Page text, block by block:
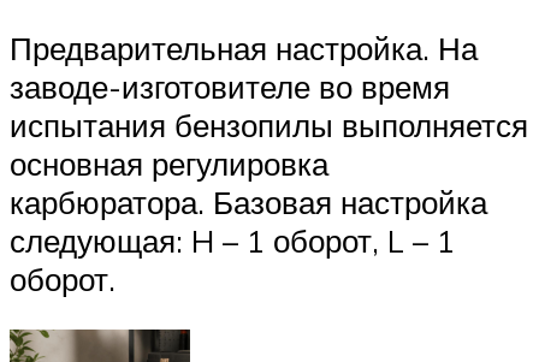
Предварительная настройка. На
заводе-изготовителе во время
испытания бензопилы выполняется
основная регулировка
карбюратора. Базовая настройка
следующая: H – 1 оборот, L – 1
оборот.